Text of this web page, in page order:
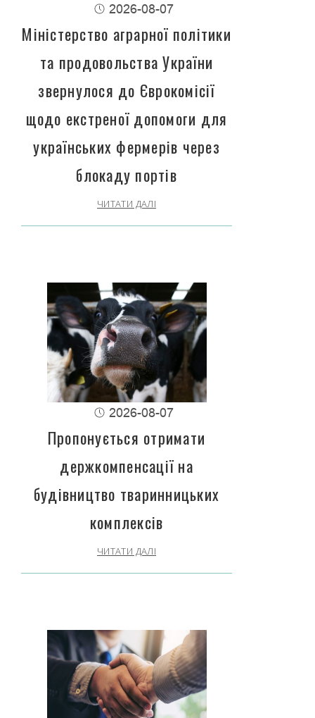
2026-08-07
Міністерство аграрної політики
та продовольства України
звернулося до Єврокомісії
щодо екстреної допомоги для
українських фермерів через
блокаду портів
ЧИТАТИ ДАЛІ
2026-08-07
Пропонується отримати
держкомпенсації на
будівництво тваринницьких
комплексів
ЧИТАТИ ДАЛІ